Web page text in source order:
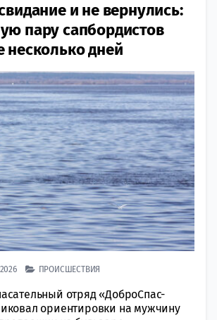
и не вернулись:
пару сапбордистов
несколько дней
ПРОИСШЕСТВИЯ
отряд «ДоброСпас-
ориентировки на мужчину